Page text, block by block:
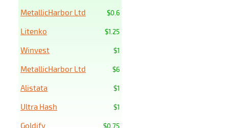
$0.6
MetallicHarbor Ltd
$1.25
Litenko
$1
Winvest
$6
MetallicHarbor Ltd
$1
Alistata
$1
Ultra Hash
$0.75
Goldify